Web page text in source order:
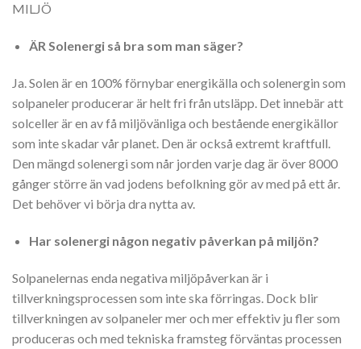
MILJÖ
ÄR Solenergi så bra som man säger?
Ja. Solen är en 100% förnybar energikälla och solenergin som
solpaneler producerar är helt fri från utsläpp. Det innebär att
solceller är en av få miljövänliga och bestående energikällor
som inte skadar vår planet. Den är också extremt kraftfull.
Den mängd solenergi som når jorden varje dag är över 8000
gånger större än vad jodens befolkning gör av med på ett år.
Det behöver vi börja dra nytta av.
Har solenergi någon negativ påverkan på miljön?
Solpanelernas enda negativa miljöpåverkan är i
tillverkningsprocessen som inte ska förringas. Dock blir
tillverkningen av solpaneler mer och mer effektiv ju fler som
produceras och med tekniska framsteg förväntas processen